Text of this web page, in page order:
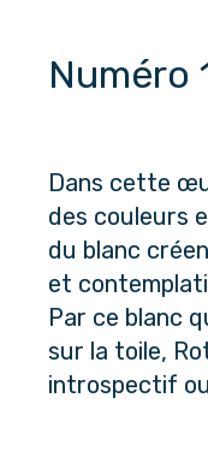
Numéro
Dans cette
des couleurs
du blanc
et
Par ce blanc
sur la toile,
introspectif